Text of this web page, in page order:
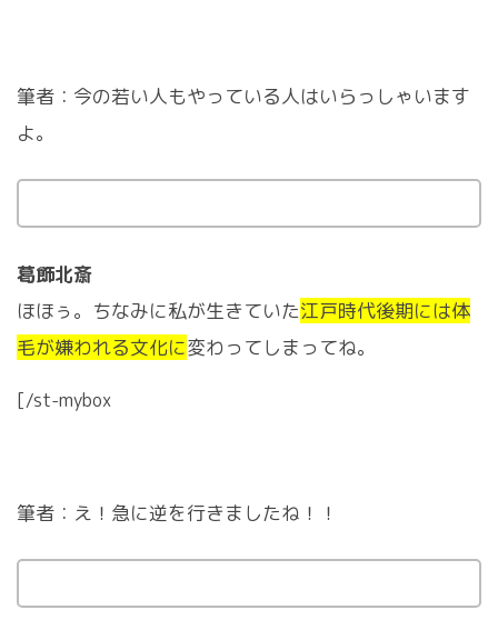
筆者：今の若い人もやっている人はいらっしゃいます
よ。
葛飾北斎
ほほぅ。ちなみに私が生きていた江戸時代後期には体
毛が嫌われる文化に変わってしまってね。
[/st-mybox
筆者：え！急に逆を行きましたね！！